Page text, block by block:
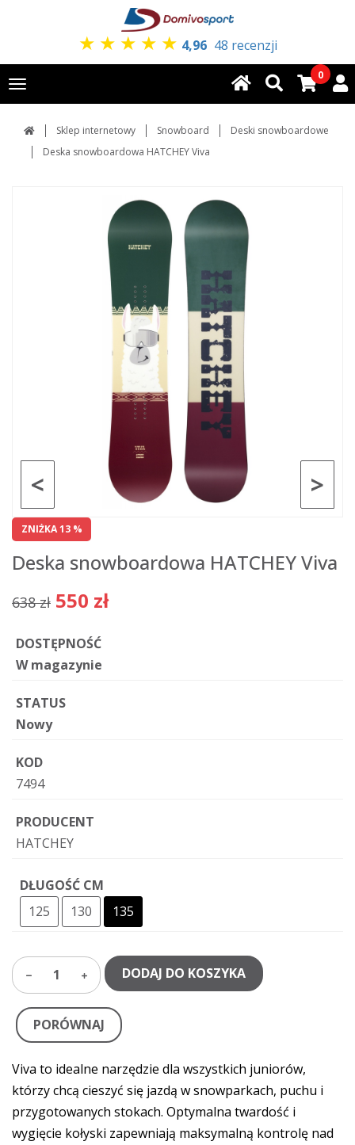
★ ★ ★ ★ ★ 4,96 48 recenzji
Toggle
navigation
0
Sklep internetowy Snowboard
Deski snowboardowe
Deska snowboardowa HATCHEY Viva
>
<
ZNIŻKA 13 %
Deska snowboardowa HATCHEY Viva
638 zł 550 zł
DOSTĘPNOŚĆ
W magazynie
STATUS
Nowy
KOD
7494
PRODUCENT
HATCHEY
DŁUGOŚĆ CM
125
130 135
1 DODAJ DO KOSZYKA
PORÓWNAJ
Viva to idealne narzędzie dla wszystkich juniorów,
którzy chcą cieszyć się jazdą w snowparkach, puchu i
przygotowanych stokach. Optymalna twardość i
wygięcie kołyski zapewniają maksymalną kontrolę nad